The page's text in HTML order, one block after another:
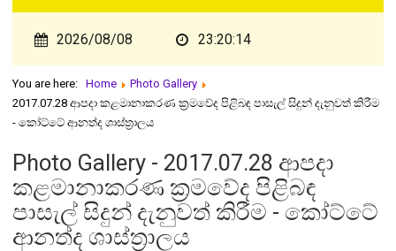
2026/08/08 23:20:14
You are here: Home
Photo Gallery
2017.07.28 ආපදා කළමානාකරණ ක්‍රමවේද පිළිබඳ පාසැල් සිදුන් දැනුවත් කිරීම
- කෝට්ටේ ආනත්ද ශාස්ත්‍රාලය
Photo Gallery - 2017.07.28 ආපදා
කළමානාකරණ ක්‍රමවේද පිළිබඳ
පාසැල් සිදුන් දැනුවත් කිරීම - කෝට්ටේ
ආනත්ද ශාස්ත්‍රාලය